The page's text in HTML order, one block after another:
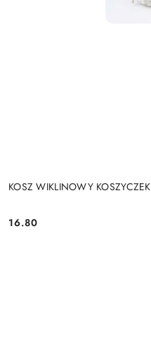
KOSZ WIKLINOWY KOSZYCZEK
Cena:
16.80